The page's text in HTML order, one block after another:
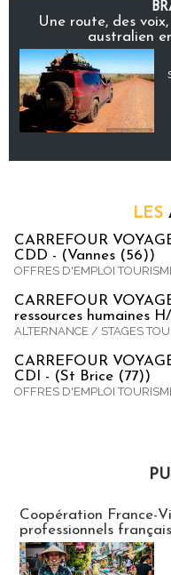
Une route, des
australien
LES
CARREFOUR
CDD - (Vannes (56))
OFFRES D'EMPLOI
CARREFOUR
ressources humaines
ALTERNANCE / STAGES
CARREFOUR
CDI - (St Brice (77))
OFFRES D'EMPLOI
Coopération France-
professionnels